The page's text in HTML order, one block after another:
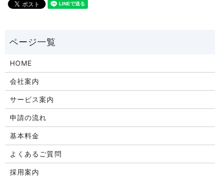
HOME
会社案内
サービス案内
申請の流れ
基本料金
よくあるご質問
採用案内